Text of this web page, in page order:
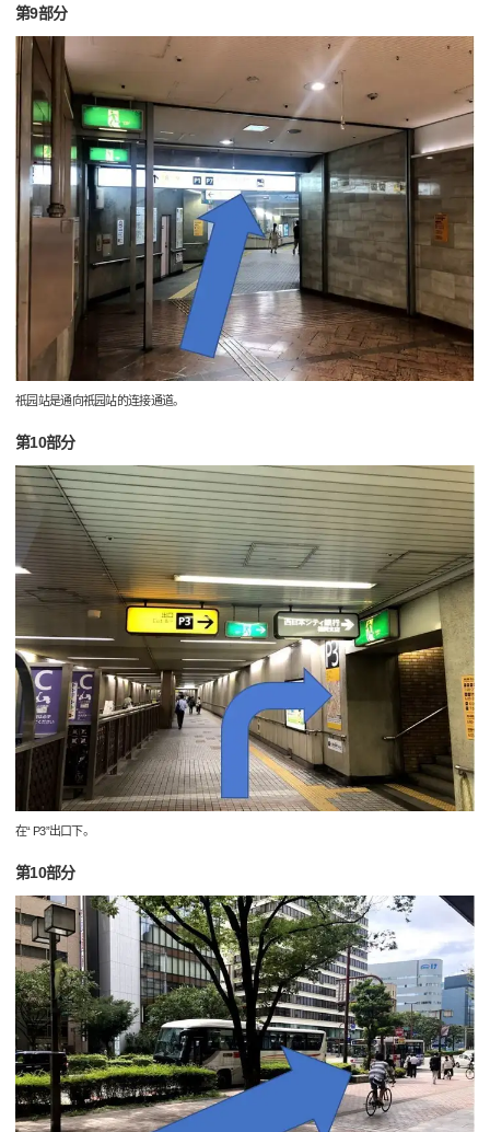
第9部分
祇园站是通向祇园站的连接通道。
第10部分
在“ P3”出口下。
第10部分